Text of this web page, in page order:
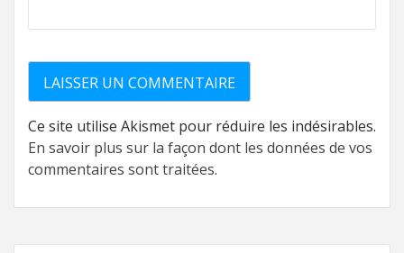
Ce site utilise Akismet pour réduire les indésirables.
En savoir plus sur la façon dont les données de vos
commentaires sont traitées.